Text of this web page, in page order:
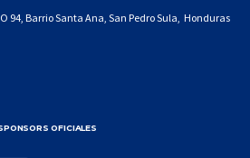
94, Barrio Santa Ana, San Pedro Sula, Honduras
OFICIALES